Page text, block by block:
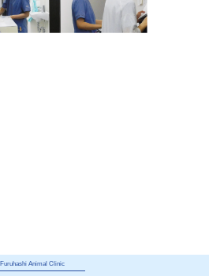
Furuhashi Animal Clinic